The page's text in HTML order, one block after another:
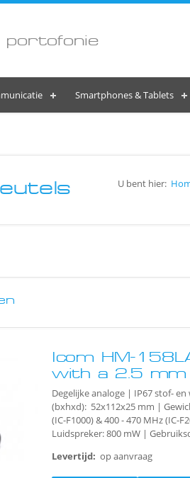
portofonie
Smartphones & Tablets
U bent hier:
Icom HM-
with a 2.5 mm
Degelijke analoge | IP67 stof-
(bxhxd): 52x112x25 mm |
(IC-F1000) & 400 - 470 MHz (IC-
Luidspreker: 800 mW |
Levertijd: op aanvraag